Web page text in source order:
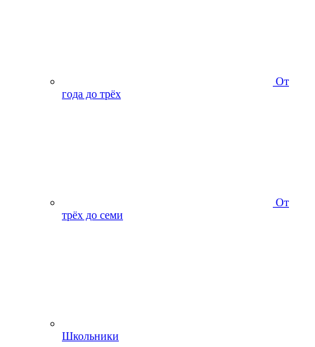
От
года до трёх
От
трёх до семи
Школьники